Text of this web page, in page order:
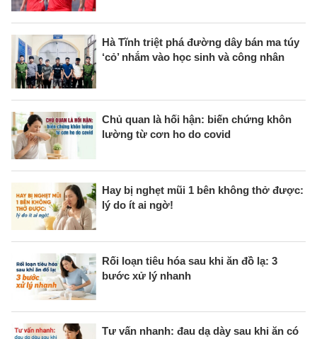
Hà Tĩnh triệt phá đường dây bán ma túy
‘cỏ’ nhắm vào học sinh và công nhân
Chủ quan là hối hận: biến chứng khôn
lường từ cơn ho do covid
Hay bị nghẹt mũi 1 bên không thở được:
lý do ít ai ngờ!
Rối loạn tiêu hóa sau khi ăn đồ lạ: 3
bước xử lý nhanh
Tư vấn nhanh: đau dạ dày sau khi ăn có